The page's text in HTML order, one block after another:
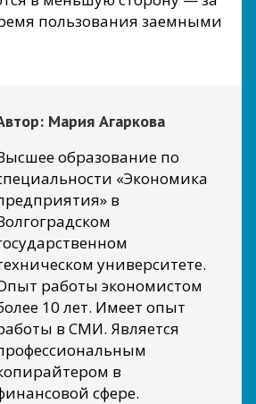
пользования заемными
Мария Агаркова
образование по
«Экономика
в
университете.
работы экономистом
10 лет. Имеет опыт
в СМИ. Является
в
сфере.